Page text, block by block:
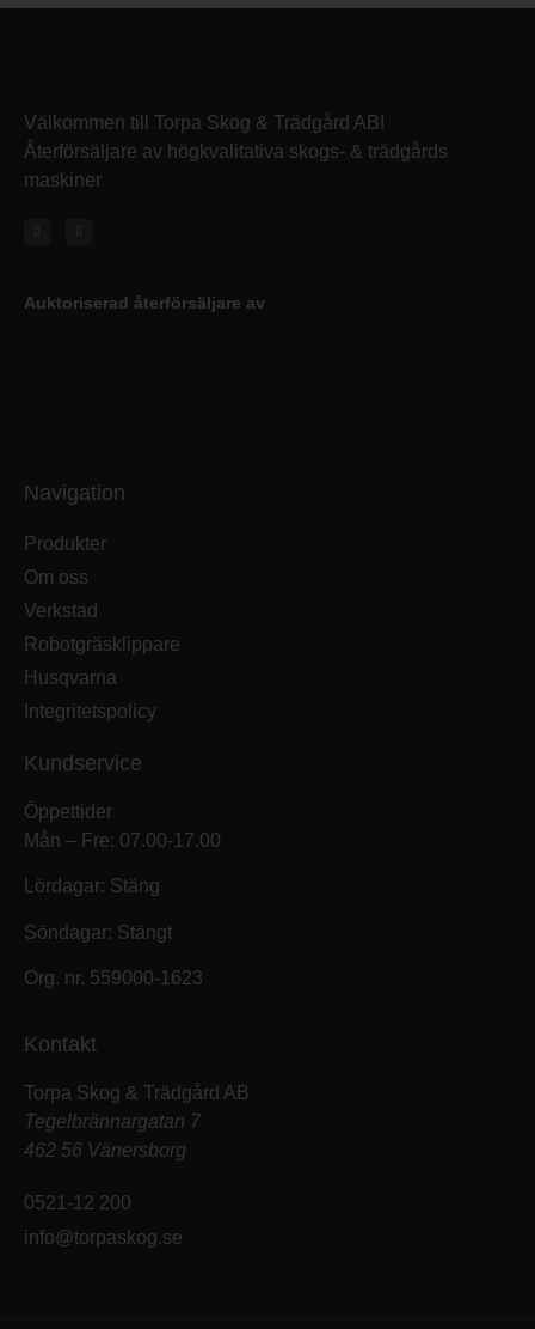
Välkommen till Torpa Skog & Trädgård AB!
Återförsäljare av högkvalitativa skogs- & trädgårds
maskiner
Auktoriserad återförsäljare av
Navigation
Produkter
Om oss
Verkstad
Robotgräsklippare
Husqvarna
Integritetspolicy
Kundservice
Öppettider
Mån – Fre: 07.00-17.00
Lördagar: Stäng
Söndagar: Stängt
Org. nr. 559000-1623
Kontakt
Torpa Skog & Trädgård AB
Tegelbrännargatan 7
462 56 Vänersborg
0521-12 200
info@torpaskog.se